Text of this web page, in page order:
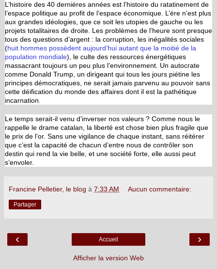
L’histoire des 40 dernières années est l’histoire du ratatinement de
l’espace politique au profit de l’espace économique. L’ère n’est plus
aux grandes idéologies, que ce soit les utopies de gauche ou les
projets totalitaires de droite. Les problèmes de l’heure sont presque
tous des questions d’argent : la corruption, les inégalités sociales
(huit hommes possèdent aujourd’hui autant que la moitié de la
population mondiale), le culte des ressources énergétiques
massacrant toujours un peu plus l’environnement. Un autocrate
comme Donald Trump, un dirigeant qui tous les jours piétine les
principes démocratiques, ne serait jamais parvenu au pouvoir sans
cette déification du monde des affaires dont il est la pathétique
incarnation.
Le temps serait-il venu d’inverser nos valeurs ? Comme nous le
rappelle le drame catalan, la liberté est chose bien plus fragile que
le prix de l’or. Sans une vigilance de chaque instant, sans réitérer
que c’est la capacité de chacun d’entre nous de contrôler son
destin qui rend la vie belle, et une société forte, elle aussi peut
s’envoler.
Francine Pelletier, le blog à 7:33 AM Aucun commentaire:
Partager
‹ ›
Accueil
Afficher la version Web